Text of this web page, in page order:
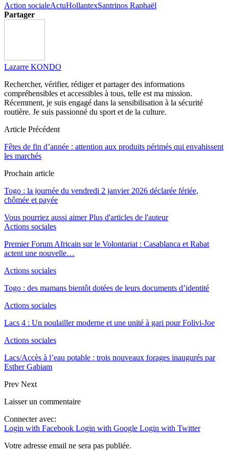
Action socialeActuHollantexSantrinos Raphaël
Partager
Lazarre KONDO
Rechercher, vérifier, rédiger et partager des informations
compréhensibles et accessibles à tous, telle est ma mission.
Récemment, je suis engagé dans la sensibilisation à la sécurité
routière. Je suis passionné du sport et de la culture.
Article Précédent
Fêtes de fin d’année : attention aux produits périmés qui envahissent
les marchés
Prochain article
Togo : la journée du vendredi 2 janvier 2026 déclarée fériée,
chômée et payée
Vous pourriez aussi aimer Plus d'articles de l'auteur
Actions sociales
Premier Forum Africain sur le Volontariat : Casablanca et Rabat
actent une nouvelle…
Actions sociales
Togo : des mamans bientôt dotées de leurs documents d’identité
Actions sociales
Lacs 4 : Un poulailler moderne et une unité à gari pour Folivi-Joe
Actions sociales
Lacs/Accès à l’eau potable : trois nouveaux forages inaugurés par
Esther Gabiam
Prev Next
Laisser un commentaire
Connecter avec:
Login with Facebook Login with Google Login with Twitter
Votre adresse email ne sera pas publiée.